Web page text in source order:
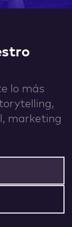
lo más
marketing